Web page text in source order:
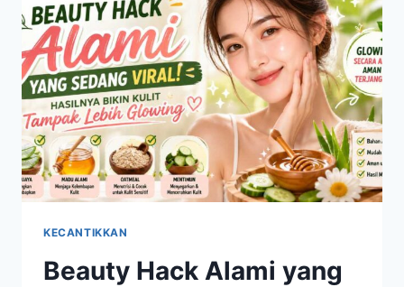
KECANTIKKAN
Beauty Hack Alami yang